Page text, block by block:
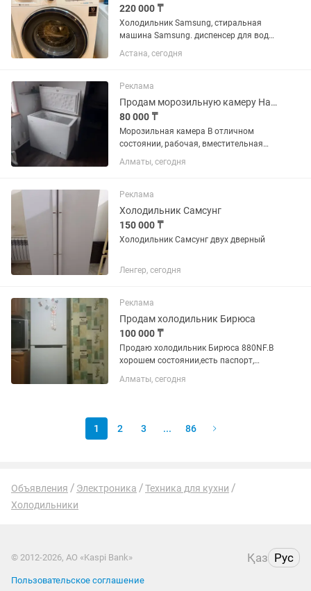
220 000 ₸
Холодильник Samsung, стиральная
машина Samsung. диспенсер для воды
с 2-мя бутылями по 19 л. Продам все
вместе или по отдельности.
Астана, сегодня
Реклама
Продам морозильную камеру Haier
80 000 ₸
Морозильная камера В отличном
состоянии, рабочая, вместительная
Ширина - 50 см Длина - 90 см Высота -
Алматы, сегодня
Реклама
Холодильник Самсунг
150 000 ₸
Холодильник Самсунг двух дверный
Ленгер, сегодня
Реклама
Продам холодильник Бирюса
100 000 ₸
Продаю холодильник Бирюса 880NF.В
хорошем состоянии,есть паспорт,
метров,покупали 27 сентября 2023
Алматы, сегодня
1 2 3 ... 86
Объявления Электроника
Техника для кухни
Холодильники
© 2012-2026, АО «Kaspi Bank» Қаз Рус
Пользовательское соглашение